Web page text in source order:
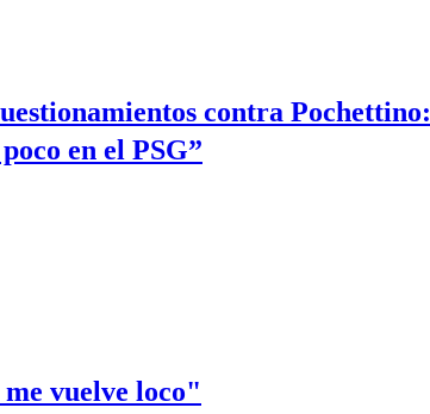
contra
en el PSG”
vuelve loco"